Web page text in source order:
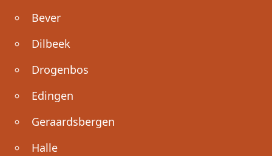
Bever
Dilbeek
Drogenbos
Edingen
Geraardsbergen
Halle